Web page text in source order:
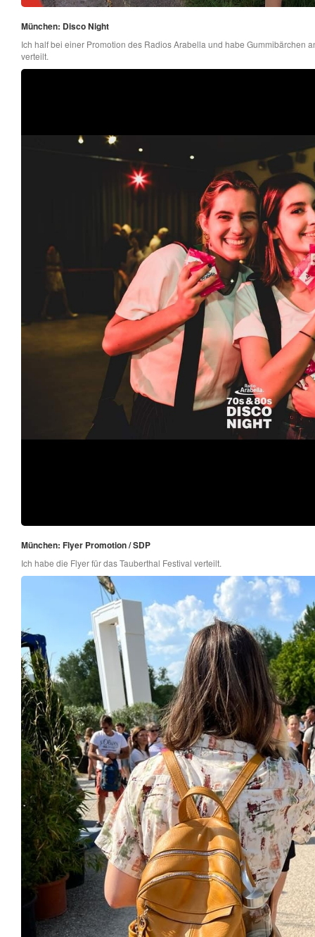
München: Disco Night
Ich half bei einer Promotion des Radios Arabella und habe Gummibärchen
verteilt.
München: Flyer Promotion / SDP
Ich habe die Flyer für das Tauberthal Festival verteilt.